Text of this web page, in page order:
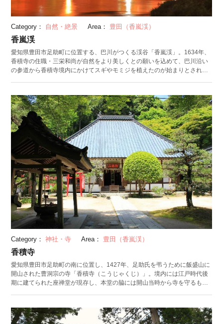
Category： 自然・絶景 Area： 豊田（香嵐渓）
香嵐渓
愛知県豊田市足助町に位置する、巴川がつくる渓谷「香嵐渓」。1634年、
香積寺の住職・三栄和尚が自然をより美しくとの願いを込めて、巴川沿い
の参道から香積寺境内にかけてスギやモミジを植えたのが始まりとされて
あると言われています。毎年、秋に開催される香嵐渓もみじまつり期間中
はモミジがライトアップされ、夜の景色は幻想的です。 秋の紅葉だけでな
く、春は薄紫色で可愛らしい山野草が咲き誇り、初夏は眩しいほどの新緑
に包まれ、木陰で涼む人や川遊びをする人などで賑わいます。四季折々の
香嵐渓を楽しんでみてはいかがでしょうか。
Category： 神社・寺 Area： 豊田（香嵐渓）
香積寺
愛知県豊田市足助町の南に位置し、1427年、足助氏を弔うために飯盛山に
開山された曹洞宗の寺「香積寺（こうじゃくじ）」。境内には江戸時代後
期に建てられた座禅堂が現存し、本堂の脇には開山当時から寺を守るもの
三栄和尚と伝えられており、三栄和尚が植えたとされるスギも2本残ってい
ます。香嵐渓を訪れた際には香積寺にも立ち寄り、その歴史を感じてみて